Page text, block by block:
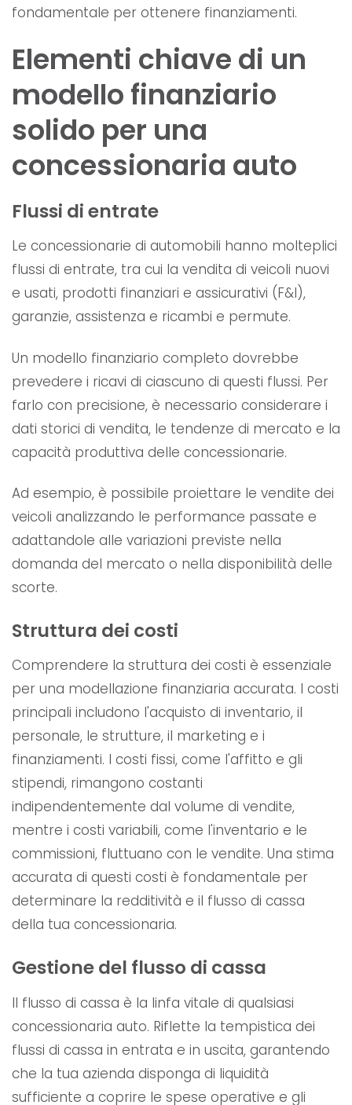
fondamentale per ottenere finanziamenti.
Elementi chiave di un
modello finanziario
solido per una
concessionaria auto
Flussi di entrate
Le concessionarie di automobili hanno molteplici
flussi di entrate, tra cui la vendita di veicoli nuovi
e usati, prodotti finanziari e assicurativi (F&I),
garanzie, assistenza e ricambi e permute.
Un modello finanziario completo dovrebbe
prevedere i ricavi di ciascuno di questi flussi. Per
farlo con precisione, è necessario considerare i
dati storici di vendita, le tendenze di mercato e la
capacità produttiva delle concessionarie.
Ad esempio, è possibile proiettare le vendite dei
veicoli analizzando le performance passate e
adattandole alle variazioni previste nella
domanda del mercato o nella disponibilità delle
scorte.
Struttura dei costi
Comprendere la struttura dei costi è essenziale
per una modellazione finanziaria accurata. I costi
principali includono l'acquisto di inventario, il
personale, le strutture, il marketing e i
finanziamenti. I costi fissi, come l'affitto e gli
stipendi, rimangono costanti
indipendentemente dal volume di vendite,
mentre i costi variabili, come l'inventario e le
commissioni, fluttuano con le vendite. Una stima
accurata di questi costi è fondamentale per
determinare la redditività e il flusso di cassa
della tua concessionaria.
Gestione del flusso di cassa
Il flusso di cassa è la linfa vitale di qualsiasi
concessionaria auto. Riflette la tempistica dei
flussi di cassa in entrata e in uscita, garantendo
che la tua azienda disponga di liquidità
sufficiente a coprire le spese operative e gli